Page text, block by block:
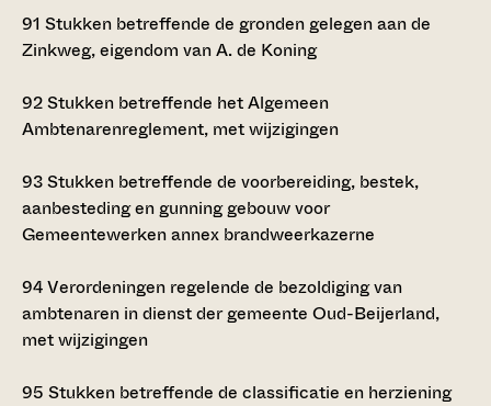
91 Stukken betreffende de gronden gelegen aan de
Zinkweg, eigendom van A. de Koning
92Stukken betreffende het Algemeen
Ambtenarenreglement, met wijzigingen
93Stukken betreffende de voorbereiding, bestek,
aanbesteding en gunning gebouw voor
Gemeentewerken annex brandweerkazerne
94Verordeningen regelende de bezoldiging van
ambtenaren in dienst der gemeente Oud-Beijerland,
met wijzigingen
95 Stukken betreffende de classificatie en herziening